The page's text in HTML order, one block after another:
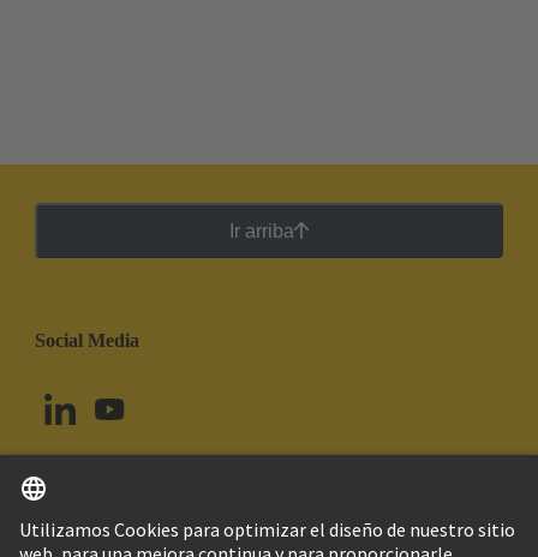
Ir arriba
Social Media
Brasil Español